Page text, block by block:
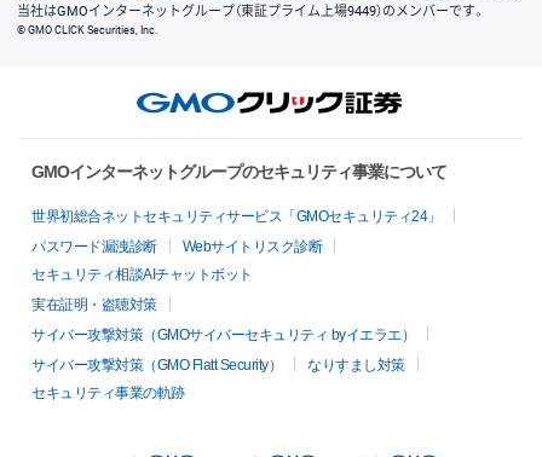
当社はGMOインターネットグループ（東証プライム上場9449）のメンバーです。
© GMO CLICK Securities, Inc.
GMOインターネットグループのセキュリティ事業について
世界初総合ネットセキュリティサービス「GMOセキュリティ24」
パスワード漏洩診断
Webサイトリスク診断
セキュリティ相談AIチャットボット
実在証明・盗聴対策
サイバー攻撃対策（GMOサイバーセキュリティ byイエラエ）
サイバー攻撃対策（GMO Flatt Security）
なりすまし対策
セキュリティ事業の軌跡